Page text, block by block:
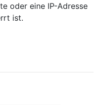
oder eine IP-Adresse
ist.